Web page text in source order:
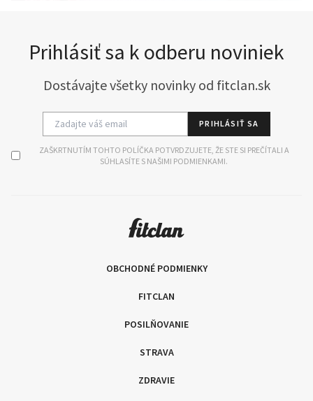
Prihlásiť sa k odberu noviniek
Dostávajte všetky novinky od fitclan.sk
PRIHLÁSIŤ SA
ZAŠKRTNUTÍM TOHTO POLÍČKA POTVRDZUJETE, ŽE STE SI PREČÍTALI A
SÚHLASÍTE S NAŠIMI PODMIENKAMI.
OBCHODNÉ PODMIENKY
FITCLAN
POSILŇOVANIE
STRAVA
ZDRAVIE